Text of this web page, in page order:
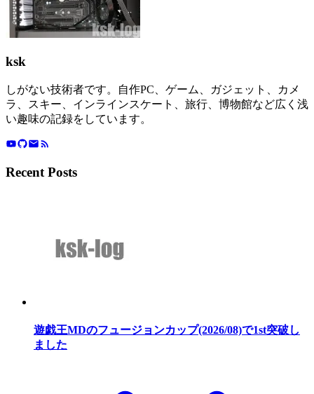
ksk
しがない技術者です。自作PC、ゲーム、ガジェット、カメ
ラ、スキー、インラインスケート、旅行、博物館など広く浅
い趣味の記録をしています。
Recent Posts
遊戯王MDのフュージョンカップ(2026/08)で1st突破し
ました